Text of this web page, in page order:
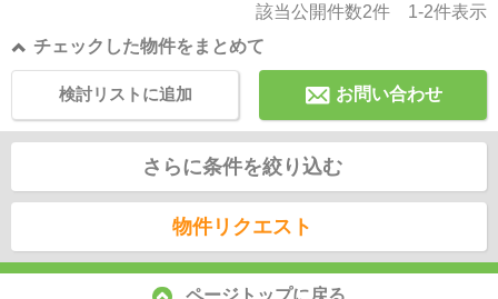
該当公開件数2件 1-2件表示
チェックした物件をまとめて
お問い合わせ
検討リストに追加
さらに条件を絞り込む
物件リクエスト
ページトップに戻る